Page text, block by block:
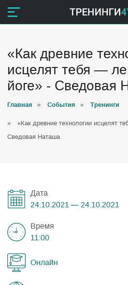
«Как древние
исцелят тебя —
йоге» - Сведовая
Главная » События » Тренинги
»
«Как древние технологии исцелят
Сведовая Наташа
Дата
24.10.2021 — 24.10.2021
Время
11:00
Онлайн